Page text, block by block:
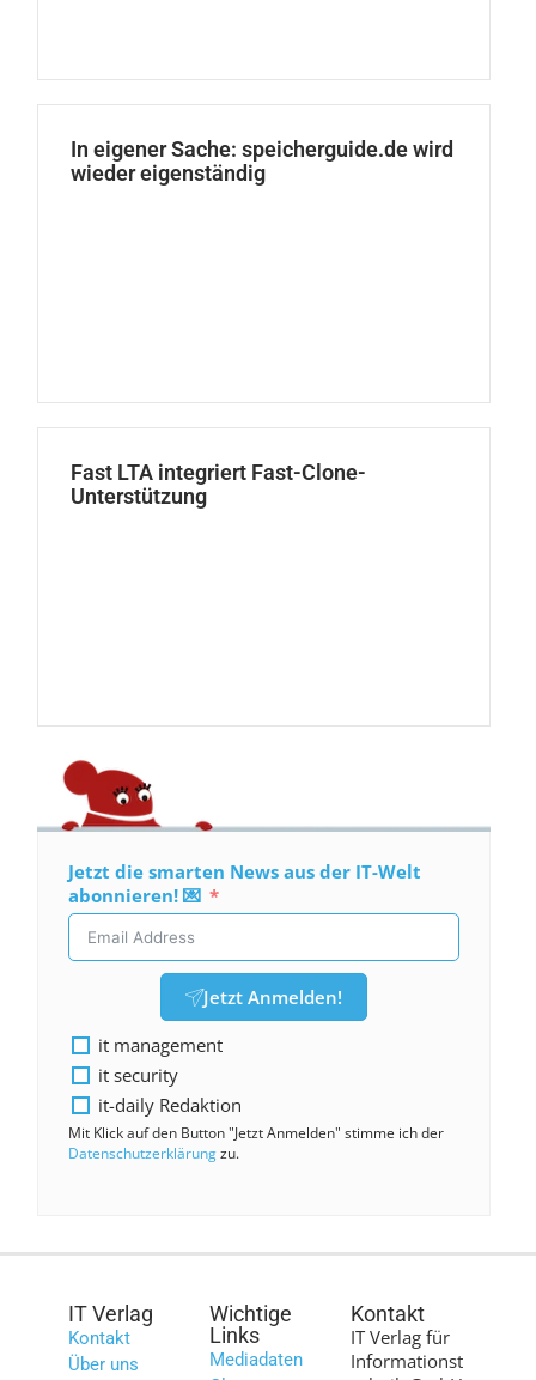
In eigener Sache: speicherguide.de wird
wieder eigenständig
Fast LTA integriert Fast-Clone-
Unterstützung
Jetzt die smarten News aus der IT-Welt
abonnieren! 💌
Jetzt Anmelden!
it management
it security
it-daily Redaktion
Mit Klick auf den Button "Jetzt Anmelden" stimme ich der
Datenschutzerklärungzu.
IT Verlag
Kontakt
Über uns
Wichtige
Links
Mediadaten
Kontakt
IT Verlag für
Informationst